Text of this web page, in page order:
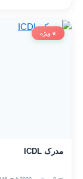
⭐ ویژه
مدرک ICDL